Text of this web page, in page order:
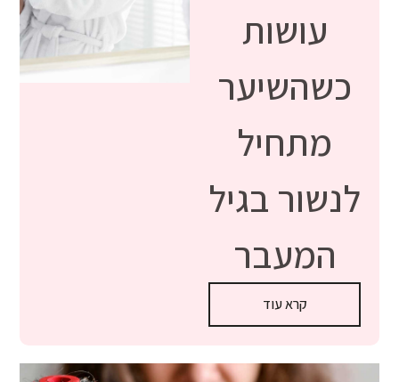
עושות
כשהשיער
מתחיל
לנשור בגיל
המעבר
קרא עוד